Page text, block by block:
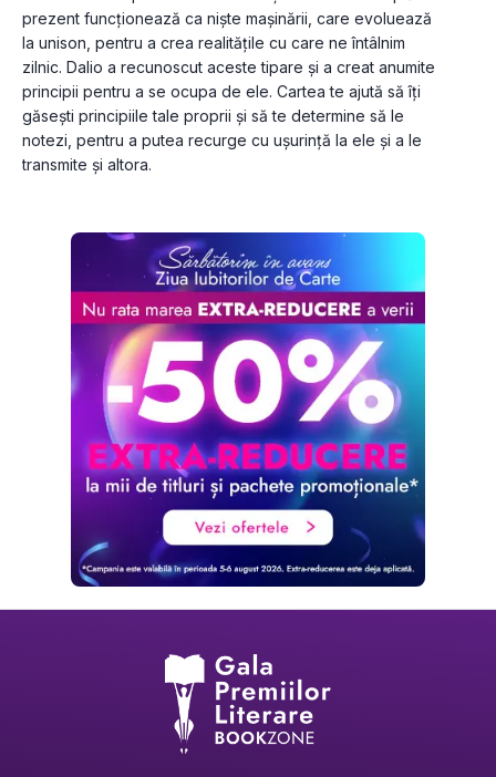
prezent funcționează ca niște mașinării, care evoluează
la unison, pentru a crea realitățile cu care ne întâlnim
zilnic. Dalio a recunoscut aceste tipare și a creat anumite
principii pentru a se ocupa de ele. Cartea te ajută să îți
găsești principiile tale proprii și să te determine să le
notezi, pentru a putea recurge cu ușurință la ele și a le
transmite și altora.